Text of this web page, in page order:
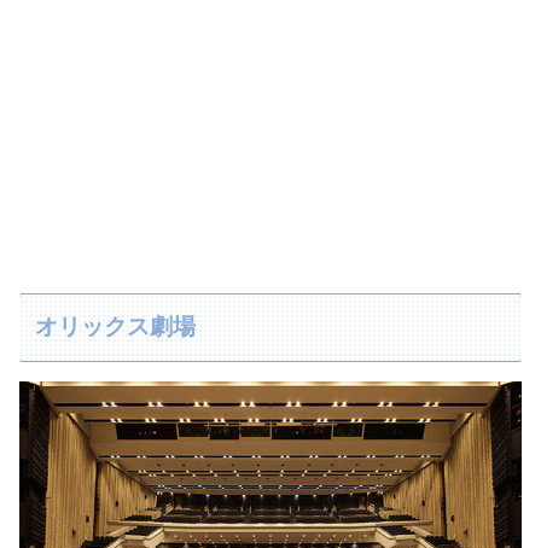
オリックス劇場